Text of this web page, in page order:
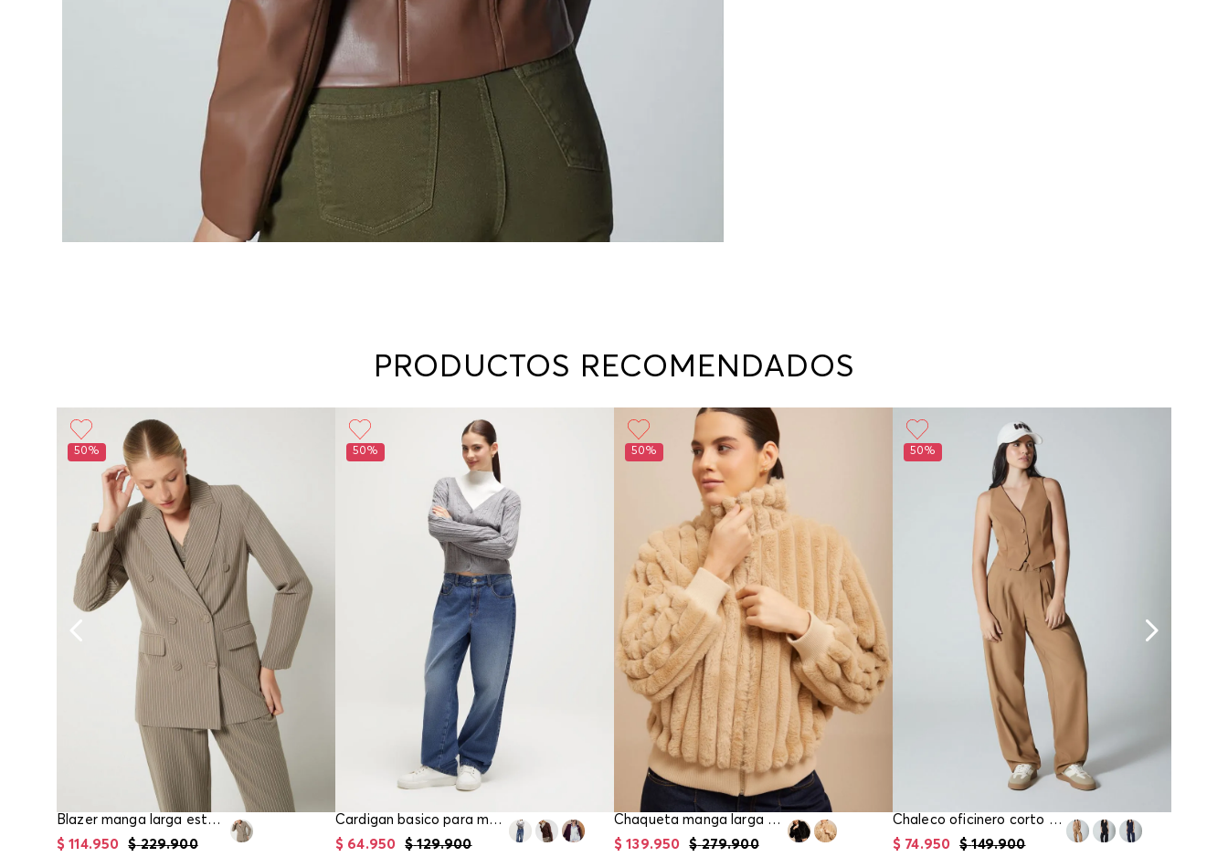
PRODUCTOS RECOMENDADOS
50%
Blazer manga larga estampado para mujer
$ 229.900
$ 114.950
50%
Cardigan basico para mujer
$ 129.900
$ 64.950
50%
Chaqueta manga larga para mujer
$ 279.900
$ 139.950
50%
Chaleco oficinero corto para mujer
$ 149.900
$ 74.950